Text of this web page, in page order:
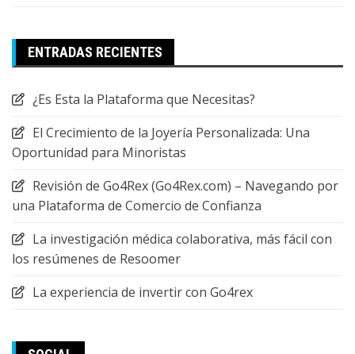
ENTRADAS RECIENTES
¿Es Esta la Plataforma que Necesitas?
El Crecimiento de la Joyería Personalizada: Una
Oportunidad para Minoristas
Revisión de Go4Rex (Go4Rex.com) – Navegando por
una Plataforma de Comercio de Confianza
La investigación médica colaborativa, más fácil con
los resúmenes de Resoomer
La experiencia de invertir con Go4rex